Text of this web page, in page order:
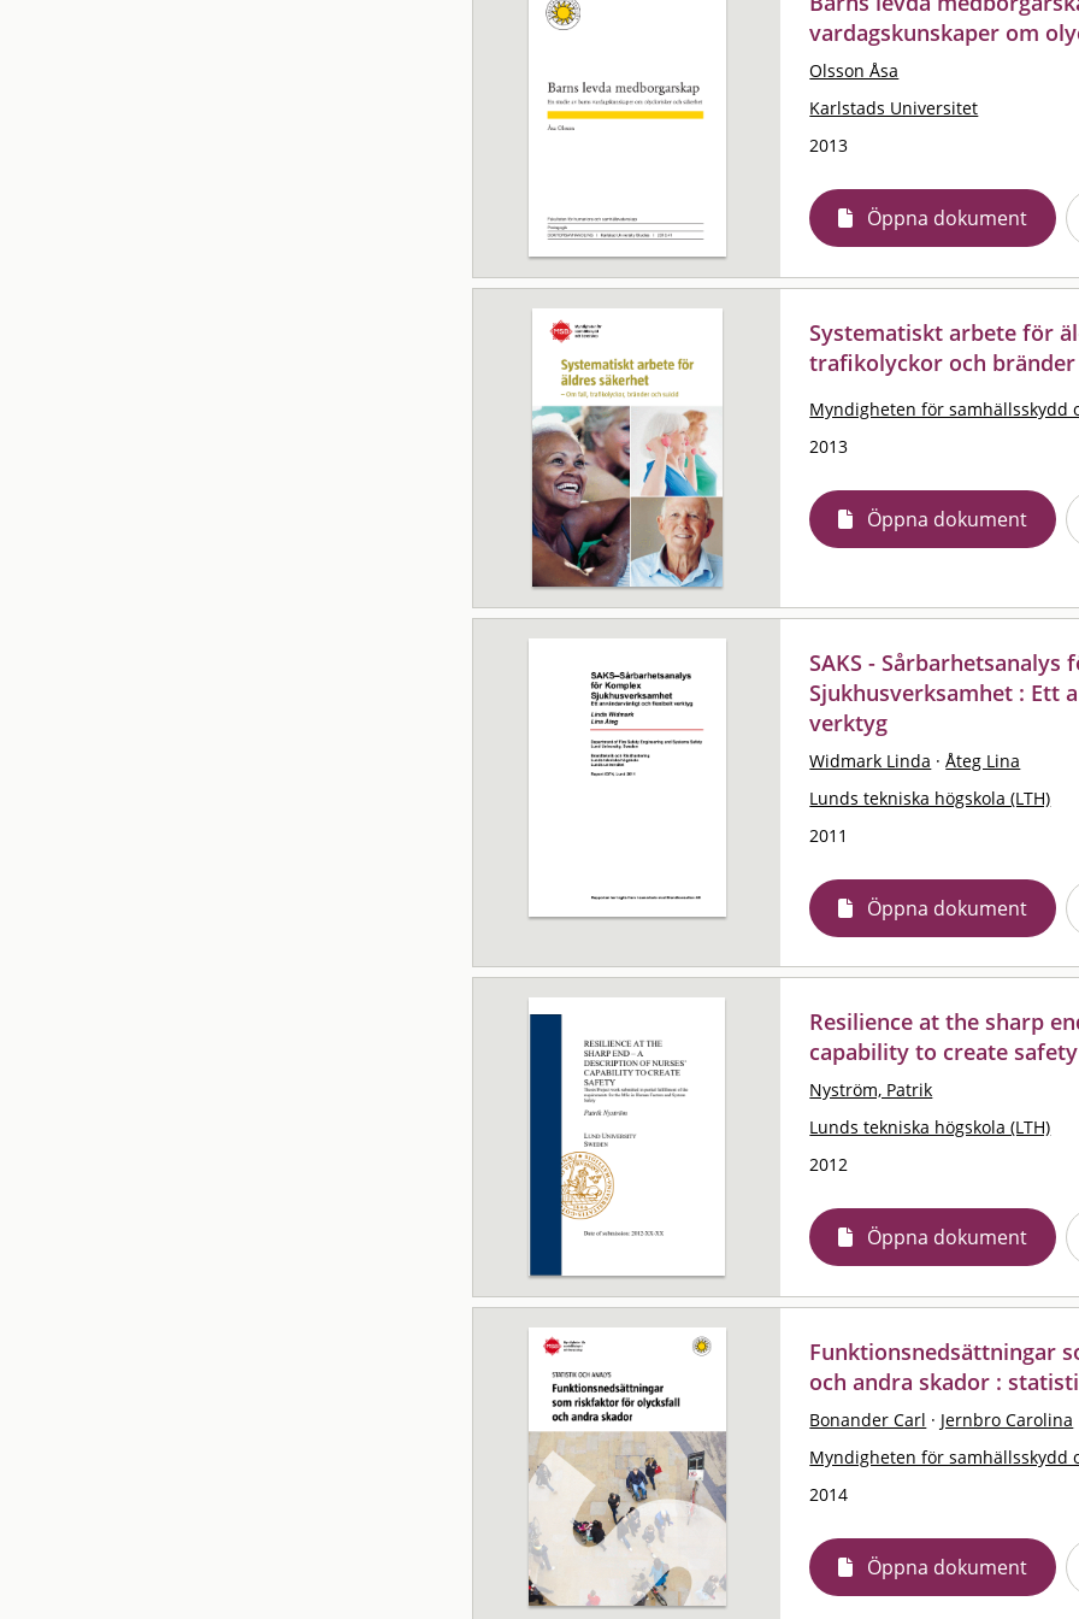
vardagskunskaper om
Olsson Åsa
Karlstads Universitet
2013
Öppna dokument
Systematiskt arbete för
trafikolyckor och
Myndigheten för samhällsskydd
2013
Öppna dokument
SAKS - Sårbarhetsanalys
Sjukhusverksamhet : Ett
verktyg
Widmark Linda · Åteg Lina
Lunds tekniska högskola (LTH)
2011
Öppna dokument
Resilience at the sharp
capability to create safety
Nyström, Patrik
Lunds tekniska högskola (LTH)
2012
Öppna dokument
Funktionsnedsättningar
och andra skador :
Bonander Carl · Jernbro Carolina
Myndigheten för samhällsskydd
2014
Öppna dokument